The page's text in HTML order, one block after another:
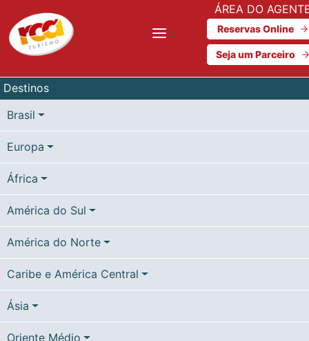
ÁREA DO
Reservas Online
Seja um Parceiro
Destinos
Brasil
Europa
África
América do Sul
América do Norte
Caribe e América Central
Ásia
Oriente Médio